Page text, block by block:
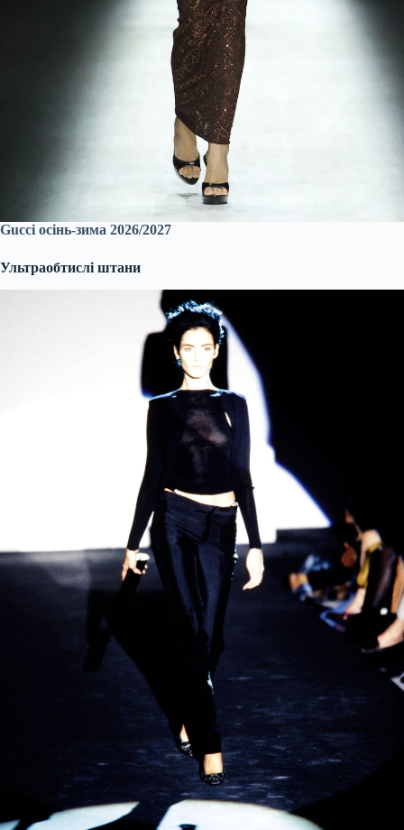
Gucci осінь-зима 2026/2027
Ультраобтислі штани